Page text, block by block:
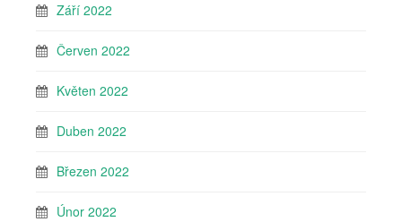
Září 2022
Červen 2022
Květen 2022
Duben 2022
Březen 2022
Únor 2022